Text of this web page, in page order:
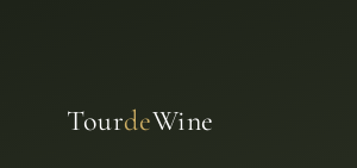
TourdeWine